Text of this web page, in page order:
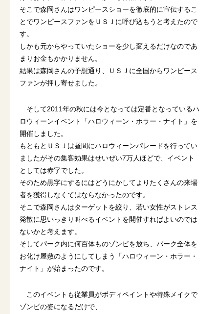
そこで森岡さんはワンピースショーを徹底的に宣伝するこ
とでワンピースファンをＵＳＪに呼び込もうと考えたので
す。
しかも元からやっていたショーを少し変えるだけなのであ
まりお金もかかりません。
結果は森岡さんの予想通り、ＵＳＪに全国からワンピース
ファンが押し寄せました。
そして2011年の秋には今となっては定番となっているハ
ロウィーンイベント「ハロウィーン・ホラー・ナイト」を
開催しました。
もともとＵＳＪは昼間にハロウィーンパレードを行ってい
ましたがその集客効果はせいぜい7万人ほどで、イベント
としては赤字でした。
そのため黒字にするにはどうにかしてよりたくさんの来場
者を獲得しなくてはならなかったのです。
そこで森岡さんはターゲットを絞り、若い女性がストレス
発散に思いっきり叫べるイベントを開催すればよいのでは
ないかと考えます。
そしてパーク内に何百体ものゾンビを放ち、パーク全体を
お化け屋敷のようにしてしまう「ハロウィーン・ホラー・
ナイト」が始まったのです。
このイベントも従業員がボディペイントや特殊メイクで
ゾンビの姿になるだけで、